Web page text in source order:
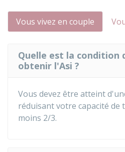
Vous vivez en couple
Quelle est la condition
obtenir l'Asi ?
Vous devez être atteint
réduisant votre capacité de
moins 2/3.